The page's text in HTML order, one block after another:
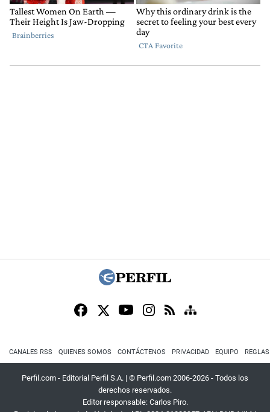
CANALES RSS QUIENES SOMOS CONTÁCTENOS PRIVACIDAD EQUIPO
Perfil.com - Editorial Perfil S.A. | © Perfil.com 2006-2026 - Todos los
derechos reservados.
Editor responsable: Carlos Piro.